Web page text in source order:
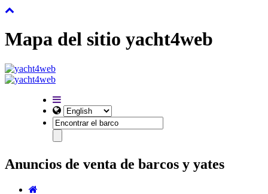
Mapa del sitio yacht4web
Anuncios de venta de barcos y yates